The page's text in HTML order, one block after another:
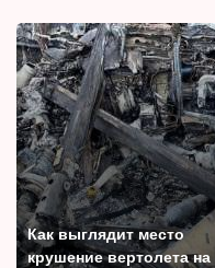
Как выглядит место
крушение вертолета на